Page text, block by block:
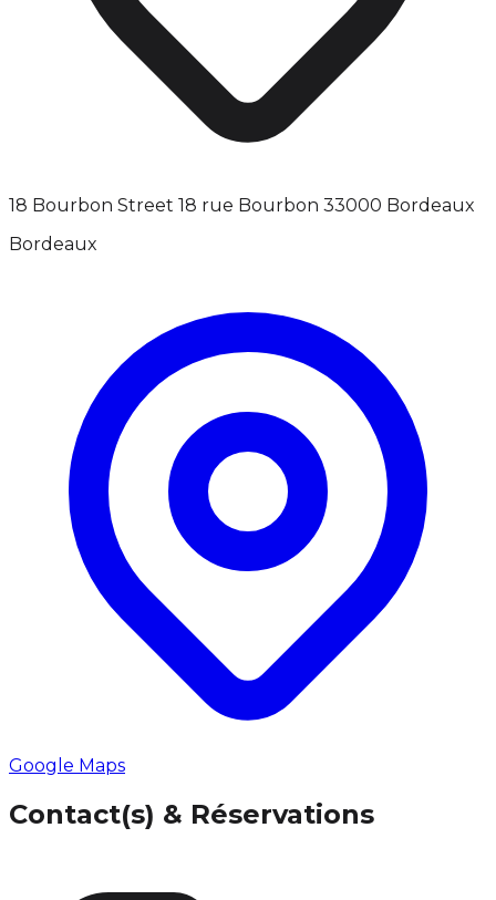
18 Bourbon Street 18 rue Bourbon 33000 Bordeaux
Bordeaux
Google Maps
Contact(s) & Réservations